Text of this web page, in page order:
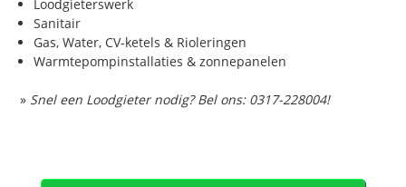
Loodgieterswerk
Sanitair
Gas, Water, CV-ketels & Rioleringen
Warmtepompinstallaties & zonnepanelen
» Snel een Loodgieter nodig? Bel ons: 0317-228004!